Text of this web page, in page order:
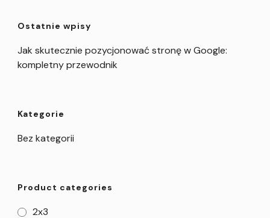
Ostatnie wpisy
Jak skutecznie pozycjonować stronę w Google:
kompletny przewodnik
Kategorie
Bez kategorii
Product categories
2x3